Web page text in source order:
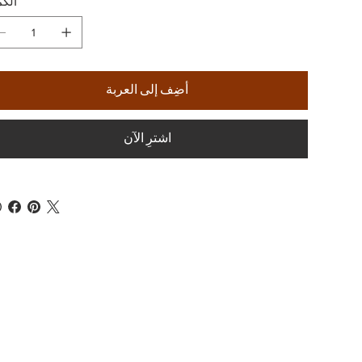
أضِف إلى العربة
اشترِ الآن